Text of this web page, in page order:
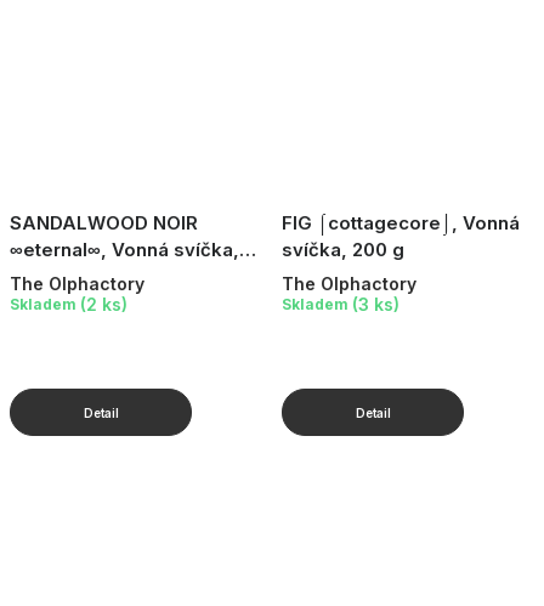
SANDALWOOD NOIR
∞eternal∞, Vonná svíčka,
135 g
The Olphactory
Skladem (2 ks)
FIG ⌠cottagecore⌡, Vonná
svíčka, 200 g
The Olphactory
Skladem (3 ks)